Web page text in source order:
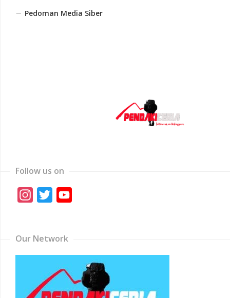
Pedoman Media Siber
Follow us on
Instagram
Twitter
Our Network